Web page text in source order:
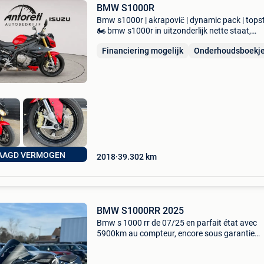
VERMOGEN
BMW S1000R
Bmw s1000r | akrapovič | dynamic pack |
🏍️ bmw s1000r in uitzonderlijk nette staat,
blackstorm metallic. Deze krachtige naked bike
Financiering mogelijk Onderhoudsboekje
2018 39.302 km
BMW S1000RR 2025
Bmw s 1000 rr de 07/25 en parfait état avec
5900km au compteur, encore sous garantie